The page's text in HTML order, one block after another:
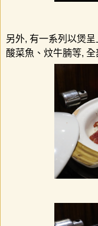
另外, 有一系列以煲呈
酸菜魚、炆牛腩等, 全